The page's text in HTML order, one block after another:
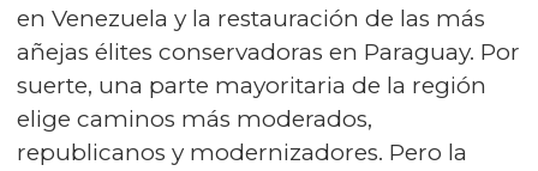
en Venezuela y la restauración de las más
añejas élites conservadoras en Paraguay. Por
suerte, una parte mayoritaria de la región
elige caminos más moderados,
republicanos y modernizadores. Pero la